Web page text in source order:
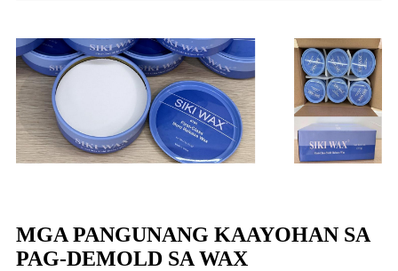
MGA PANGUNANG KAAYOHAN SA
PAG-DEMOLD SA WAX